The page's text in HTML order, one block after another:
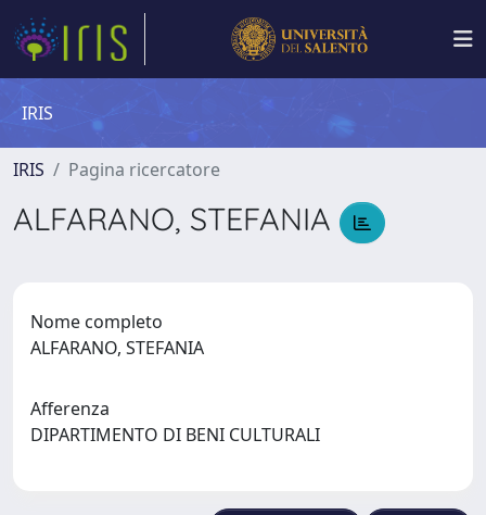
IRIS
IRIS Pagina ricercatore
ALFARANO, STEFANIA
Nome completo
ALFARANO, STEFANIA
Afferenza
DIPARTIMENTO DI BENI CULTURALI